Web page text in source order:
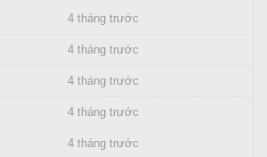
4 tháng trước
4 tháng trước
4 tháng trước
4 tháng trước
4 tháng trước